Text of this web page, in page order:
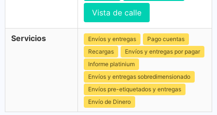
Vista de calle
Servicios Envíos y entregas
Pago cuentas
Recargas
Envíos y entregas por pagar
Informe platinium
Envíos y entregas sobredimensionado
Envíos pre-etiquetados y entregas
Envío de Dinero